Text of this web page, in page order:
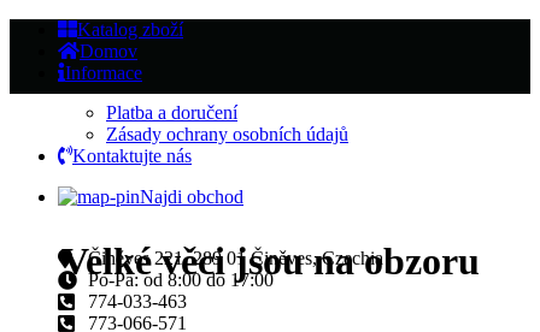
Katalog zboží
Domov
Informace
Platba a doručení
Zásady ochrany osobních údajů
Kontaktujte nás
Najdi obchod
Činěves 221, 289 01 Činěves, Czechia
Po-Pa: od 8:00 do 17:00
774-033-463
773-066-571
Velké věci jsou na obzoru